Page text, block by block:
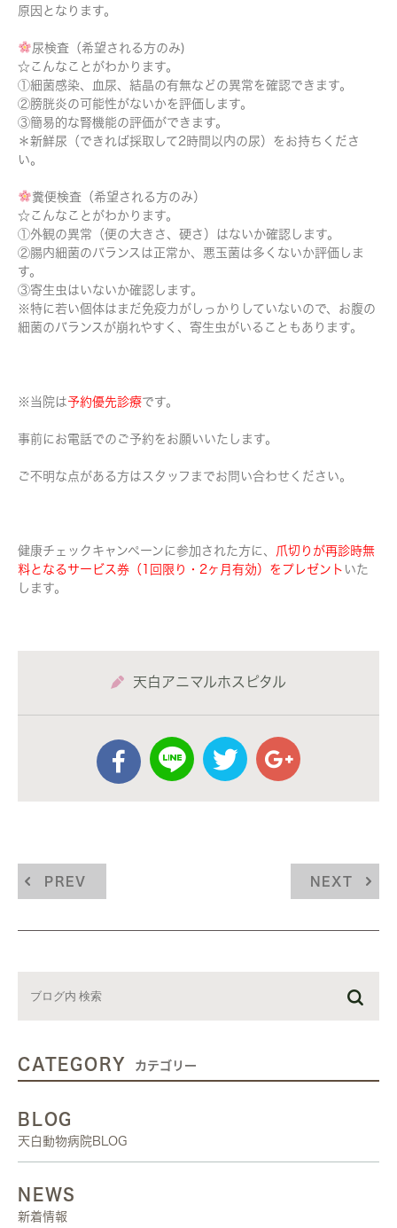
原因となります。
尿検査（希望される方のみ)
☆こんなことがわかります。
①細菌感染、血尿、結晶の有無などの異常を確認できます。
②膀胱炎の可能性がないかを評価します。
③簡易的な腎機能の評価ができます。
＊新鮮尿（できれば採取して2時間以内の尿）をお持ちくださ
い。
糞便検査（希望される方のみ）
☆こんなことがわかります。
①外観の異常（便の大きさ、硬さ）はないか確認します。
②腸内細菌のバランスは正常か、悪玉菌は多くないか評価しま
す。
③寄生虫はいないか確認します。
※特に若い個体はまだ免疫力がしっかりしていないので、お腹の
細菌のバランスが崩れやすく、寄生虫がいることもあります。
※当院は予約優先診療です。
事前にお電話でのご予約をお願いいたします。
ご不明な点がある方はスタッフまでお問い合わせください。
健康チェックキャンペーンに参加された方に、 爪切りが再診時無
料となるサービス券（1回限り・2ヶ月有効）をプレゼント いた
します。
天白アニマルホスピタル
PREV NEXT
CATEGORY カテゴリー
BLOG
天白動物病院BLOG
NEWS
新着情報